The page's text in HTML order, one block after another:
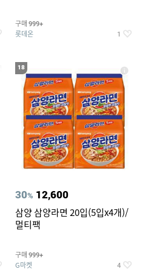
구매 999+
롯데온 1
18
30% 12,600
삼양 삼양라면 20입(5입x4개)/
멀티팩
구매 999+
G마켓 4